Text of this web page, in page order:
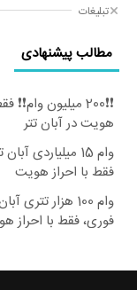
تبلیغات
مطالب پیشنهادی
❗❗200 میلیون
هویت در آبان تتر
وام 15 میلیاردی
فقط با احراز هویت
وام 100 هزار تتری
فوری، فقط با احراز